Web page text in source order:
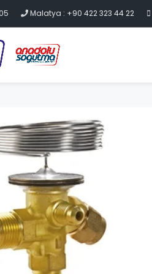
Malatya : +90 422 323 44 22